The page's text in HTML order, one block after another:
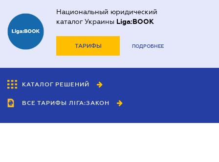
Национальный юридический
каталог Украины Liga:BOOK
ТАРИФЫ ПОДРОБНЕЕ
КАТАЛОГ РЕШЕНИЙ
ВСЕ ТАРИФЫ ЛІГА:ЗАКОН